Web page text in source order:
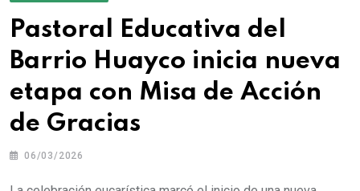
Pastoral Educativa del
Barrio Huayco inicia nueva
etapa con Misa de Acción
de Gracias
06/03/2026